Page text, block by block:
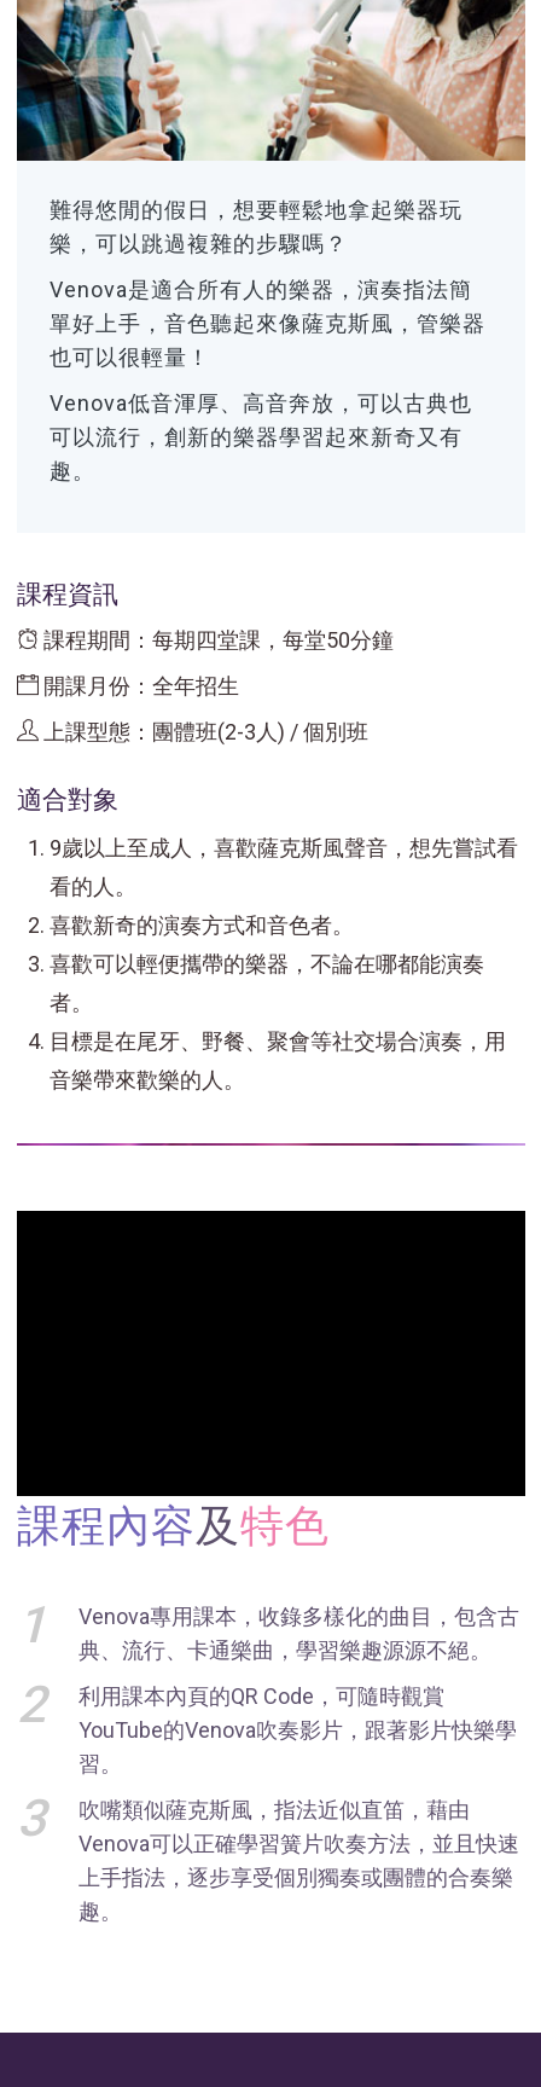
難得悠閒的假日，想要輕鬆地拿起樂器玩
樂，可以跳過複雜的步驟嗎？
Venova是適合所有人的樂器，演奏指法簡
單好上手，音色聽起來像薩克斯風，管樂器
也可以很輕量！
Venova低音渾厚、高音奔放，可以古典也
可以流行，創新的樂器學習起來新奇又有
趣。
課程資訊
課程期間：每期四堂課，每堂50分鐘
開課月份：全年招生
上課型態：團體班(2-3人) / 個別班
適合對象
9歲以上至成人，喜歡薩克斯風聲音，想先嘗試看
看的人。
喜歡新奇的演奏方式和音色者。
喜歡可以輕便攜帶的樂器，不論在哪都能演奏
者。
目標是在尾牙、野餐、聚會等社交場合演奏，用
音樂帶來歡樂的人。
課程內容及特色
1
Venova專用課本，收錄多樣化的曲目，包含古
典、流行、卡通樂曲，學習樂趣源源不絕。
2
利用課本內頁的QR Code，可隨時觀賞
YouTube的Venova吹奏影片，跟著影片快樂學
習。
3
吹嘴類似薩克斯風，指法近似直笛，藉由
Venova可以正確學習簧片吹奏方法，並且快速
上手指法，逐步享受個別獨奏或團體的合奏樂
趣。